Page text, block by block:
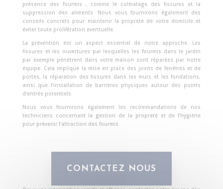
présence des fourmis , comme le colmatage des fissures et la
suppression des aliments. Nous vous fournirons également des
conseils concrets pour maintenir la propreté de votre domicile et
éviter toute prolifération eventuelle.
La prévention est un aspect essentiel de notre approche. Les
fissures et les ouvertures par lesquelles les fourmis dans le jardin
par exemple pénètrent dans votre maison sont réparées par notre
équipe. Cela implique la mise en place des joints de fenêtres et de
portes, la réparation des fissures dans les murs et les fondations,
ainsi que l’installation de barrières physiques autour des points
d’entrée potentiels.
Nous vous fournirons également les recommandations de nos
techniciens concernant la gestion de la propreté et de l’hygiène
pour prévenir l’attraction des fourmis.
CONTACTEZ NOUS